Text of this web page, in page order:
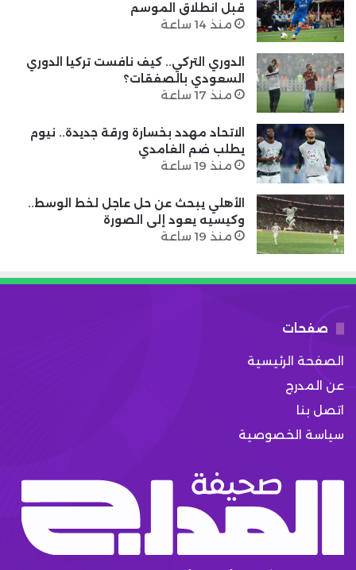
قبل انطلاق الموسم
منذ 14 ساعة
الدوري التركي.. كيف نافست تركيا الدوري
السعودي بالصفقات؟
منذ 17 ساعة
الاتحاد مهدد بخسارة ورقة جديدة.. نيوم
يطلب ضم الغامدي
منذ 19 ساعة
الأهلي يبحث عن حل عاجل لخط الوسط..
وكيسيه يعود إلى الصورة
منذ 19 ساعة
صفحات
الصفحة الرئيسية
عن المدرج
اتصل بنا
سياسة الخصوصية